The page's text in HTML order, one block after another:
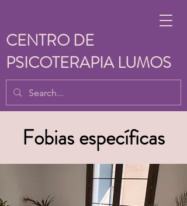
CENTRO DE
PSICOTERAPIA LUMOS
Fobias específicas